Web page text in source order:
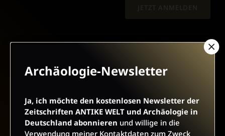
JETZT ANMELDEN
BARRIEREFREIHEIT IMPRESSUM
Archäologie-Newsletter
Ja, ich möchte den kostenlosen Newsletter der
Zeitschriften ANTIKE WELT und Archäologie in
Deutschland abonnieren und willige in die
Verwendung meiner Kontaktdaten zum Zweck